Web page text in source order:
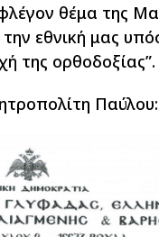
θέμα της
την εθνική μας
της ορθοδοξίας”.
Παύλου: